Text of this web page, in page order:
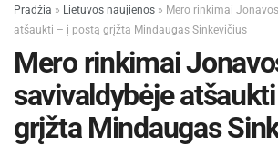
Pradžia » Lietuvos naujienos » Mero rinkimai
atšaukti – į postą grįžta Mindaugas Sinkevičius
Mero rinkimai
savivaldybėje
grįžta Mindaugas